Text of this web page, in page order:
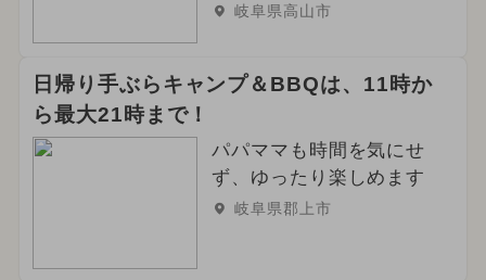
岐阜県高山市
日帰り手ぶらキャンプ＆BBQは、11時か
ら最大21時まで！
パパママも時間を気にせ
ず、ゆったり楽しめます
岐阜県郡上市